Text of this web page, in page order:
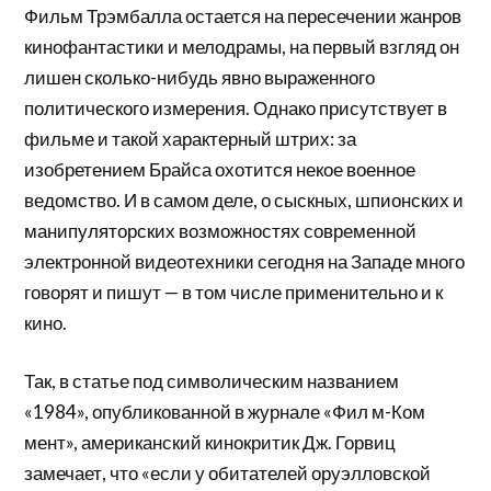
Фильм Трэмбалла остается на пересечении жанров
кинофантастики и мелодрамы, на первый взгляд он
лишен сколько-нибудь явно выраженного
политического измерения. Однако присутствует в
фильме и такой характерный штрих: за
изобретением Брайса охотится некое военное
ведомство. И в самом деле, о сыскных, шпионских и
манипуляторских возможностях современной
электронной видеотехники сегодня на Западе много
говорят и пишут — в том числе применительно и к
кино.
Так, в статье под символическим названием
«1984», опубликованной в журнале «Фил м-Ком
мент», американский кинокритик Дж. Горвиц
замечает, что «если у обитателей оруэлловской